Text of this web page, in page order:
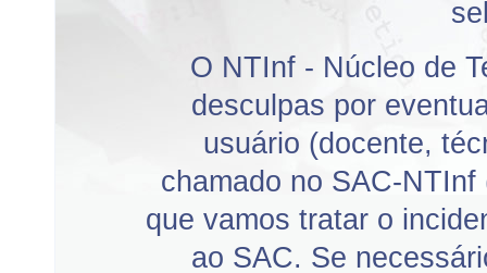
O NTInf - Núcleo de
desculpas por
usuário (docente,
chamado no SAC-NTInf
que vamos tratar o
ao SAC. Se